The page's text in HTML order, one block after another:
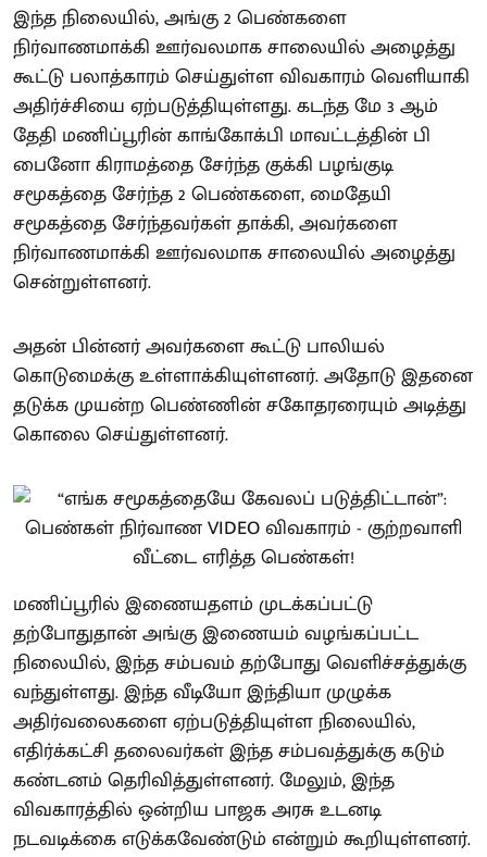
இந்த நிலையில், அங்கு 2 பெண்களை
நிர்வாணமாக்கி ஊர்வலமாக சாலையில் அழைத்து
கூட்டு பலாத்காரம் செய்துள்ள விவகாரம் வெளியாகி
அதிர்ச்சியை ஏற்படுத்தியுள்ளது. கடந்த மே 3 ஆம்
தேதி மணிப்பூரின் காங்கோக்பி மாவட்டத்தின் பி
பைனோ கிராமத்தை சேர்ந்த குக்கி பழங்குடி
சமூகத்தை சேர்ந்த 2 பெண்களை, மைதேயி
சமூகத்தை சேர்ந்தவர்கள் தாக்கி, அவர்களை
நிர்வாணமாக்கி ஊர்வலமாக சாலையில் அழைத்து
சென்றுள்ளனர்.
அதன் பின்னர் அவர்களை கூட்டு பாலியல்
கொடுமைக்கு உள்ளாக்கியுள்ளனர். அதோடு இதனை
தடுக்க முயன்ற பெண்ணின் சகோதரரையும் அடித்து
கொலை செய்துள்ளனர்.
மணிப்பூரில் இணையதளம் முடக்கப்பட்டு
தற்போதுதான் அங்கு இணையம் வழங்கப்பட்ட
நிலையில், இந்த சம்பவம் தற்போது வெளிச்சத்துக்கு
வந்துள்ளது. இந்த வீடியோ இந்தியா முழுக்க
அதிர்வலைகளை ஏற்படுத்தியுள்ள நிலையில்,
எதிர்க்கட்சி தலைவர்கள் இந்த சம்பவத்துக்கு கடும்
கண்டனம் தெரிவித்துள்ளனர். மேலும், இந்த
விவகாரத்தில் ஒன்றிய பாஜக அரசு உடனடி
நடவடிக்கை எடுக்கவேண்டும் என்றும் கூறியுள்ளனர்.